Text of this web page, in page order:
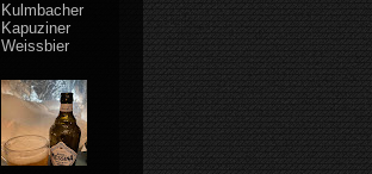
Kulmbacher
Kapuziner
Weissbier